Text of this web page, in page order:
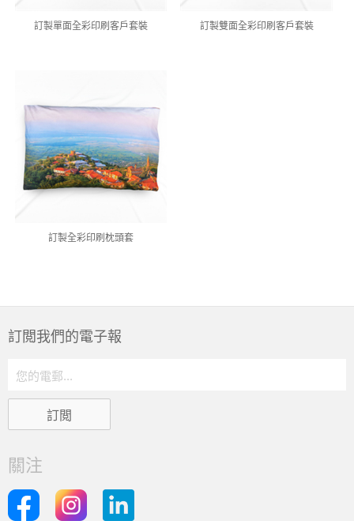
訂製單面全彩印刷客戶套裝 訂製雙面全彩印刷客戶套裝
訂製全彩印刷枕頭套
訂閲我們的電子報
關注